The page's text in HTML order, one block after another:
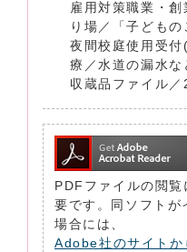
雇用対策職業・
り場／「子ども
夜間校庭使用受
療／水道の漏水
収蔵品ファイル
PDFファイルの閲
要です。同ソフトが
場合には、
Adobe社のサイト